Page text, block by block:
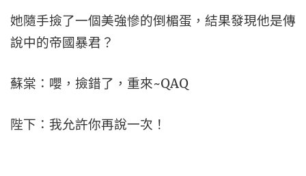
她隨手撿了一個美強慘的倒楣蛋，結果發現他是傳
說中的帝國暴君？
蘇棠：嚶，撿錯了，重來~QAQ
陛下：我允許你再說一次！